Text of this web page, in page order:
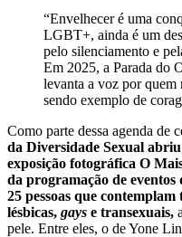
“Envelhecer é uma
LGBT+, ainda é um
pelo silenciamento e
Em 2025, a Parada do
levanta a voz por quem
sendo exemplo de
Como parte dessa agenda de
da Diversidade Sexual
exposição fotográfica O
da programação de eventos
25 pessoas que
lésbicas, gays e transexuais,
pele. Entre eles, o de Yone